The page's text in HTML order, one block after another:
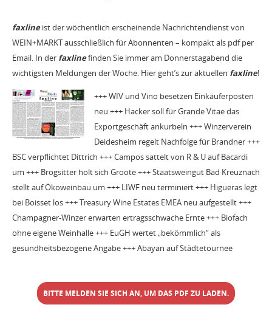
faxlineist der wöchentlich erscheinende Nachrichtendienst von
WEIN+MARKT ausschließlich für Abonnenten – kompakt als pdf per
Email. In der faxlinefinden Sie immer am Donnerstagabend die
wichtigsten Meldungen der Woche. Hier geht’s zur aktuellen faxline!
+++ WIV und Vino besetzen Einkäuferposten
neu +++ Hacker soll für Grande Vitae das
Exportgeschäft ankurbeln +++ Winzerverein
Deidesheim regelt Nachfolge für Brandner +++
BSC verpflichtet Dittrich +++ Campos sattelt von R & U auf Bacardi
um +++ Brogsitter holt sich Groote +++ Staatsweingut Bad Kreuznach
stellt auf Ökoweinbau um +++ LIWF neu terminiert +++ Higueras legt
bei Boisset los +++ Treasury Wine Estates EMEA neu aufgestellt +++
Champagner-Winzer erwarten ertragsschwache Ernte +++ Biofach
ohne eigene Weinhalle +++ EuGH wertet „bekömmlich“ als
gesundheitsbezogene Angabe +++ Abayan auf Städtetournee
BITTE MELDEN SIE SICH AN, UM DAS PDF ZU LADEN.